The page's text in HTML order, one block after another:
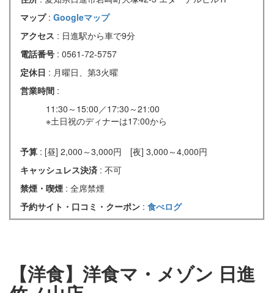
マップ : Googleマップ
アクセス : 日進駅から車で9分
電話番号 : 0561-72-5757
定休日 : 月曜日、第3火曜
営業時間 :
11:30～15:00／17:30～21:00
※土日祝のディナーは17:00から
予算 : [昼] 2,000～3,000円 [夜] 3,000～4,000円
キャッシュレス決済 : 不可
禁煙・喫煙 : 全席禁煙
予約サイト・口コミ・クーポン : 食べログ
【洋食】洋食マ・メゾン 日進